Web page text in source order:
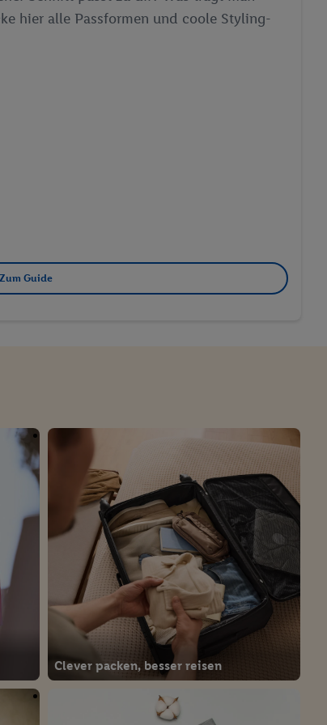
hier alle Passformen und coole Styling-
Zum Guide
Clever packen, besser reisen
ist.
einer
betrieben
zur
zu
(nur für
Klick auf
für die
und
oder
zur